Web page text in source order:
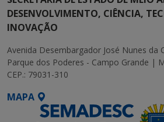
DESENVOLVIMENTO, CIÊNCIA,
INOVAÇÃO
Avenida Desembargador José Nunes da
Parque dos Poderes - Campo Grande |
CEP.: 79031-310
MAPA